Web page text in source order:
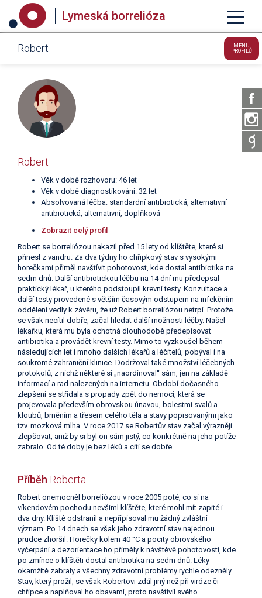
Lymeská borrelióza
Robert
MENU
PROFILŮ
Robert
Věk v době rozhovoru: 46 let
Věk v době diagnostikování: 32 let
Absolvovaná léčba: standardní antibiotická, alternativní
antibiotická, alternativní, doplňková
Zobrazit celý profil
Robert se borreliózou nakazil před 15 lety od klíštěte, které si
přinesl z vandru. Za dva týdny ho chřipkový stav s vysokými
horečkami přiměl navštívit pohotovost, kde dostal antibiotika na
sedm dnů. Další antibiotickou léčbu na 14 dní mu předepsal
praktický lékař, u kterého podstoupil krevní testy. Konzultace a
další testy provedené s větším časovým odstupem na infekčním
oddělení vedly k závěru, že už Robert borreliózou netrpí. Protože
se však necítil dobře, začal hledat další možnosti léčby. Našel
lékařku, která mu byla ochotná dlouhodobě předepisovat
antibiotika a provádět krevní testy. Mimo to vyzkoušel během
následujících let i mnoho dalších lékařů a léčitelů, pobýval i na
soukromé zahraniční klinice. Dodržoval také množství léčebných
protokolů, z nichž některé si „naordinoval“ sám, jen na základě
informací a rad nalezených na internetu. Období dočasného
zlepšení se střídala s propady zpět do nemoci, která se
projevovala především obrovskou únavou, bolestmi svalů a
kloubů, brněním a třesem celého těla a stavy popisovanými jako
tzv. mozková mlha. V roce 2017 se Robertův stav začal výrazněji
zlepšovat, aniž by si byl on sám jistý, co konkrétně na jeho potíže
zabralo. Od té doby je bez léků a cítí se dobře.
Příběh Roberta
Robert onemocněl borreliózou v roce 2005 poté, co si na
víkendovém pochodu nevšiml klíštěte, které mohl mít zapité i
dva dny. Klíště odstranil a nepřipisoval mu žádný zvláštní
význam. Po 14 dnech se však jeho zdravotní stav najednou
prudce zhoršil. Horečky kolem 40 °C a pocity obrovského
vyčerpání a dezorientace ho přiměly k návštěvě pohotovosti, kde
po zmínce o klíštěti dostal antibiotika na sedm dnů. Léky
okamžitě zabraly a všechny zdravotní problémy rychle odezněly.
Stav, který prožil, se však Robertovi zdál jiný než při viróze či
chřipce a naplňoval ho obavami, proto navštívil svého